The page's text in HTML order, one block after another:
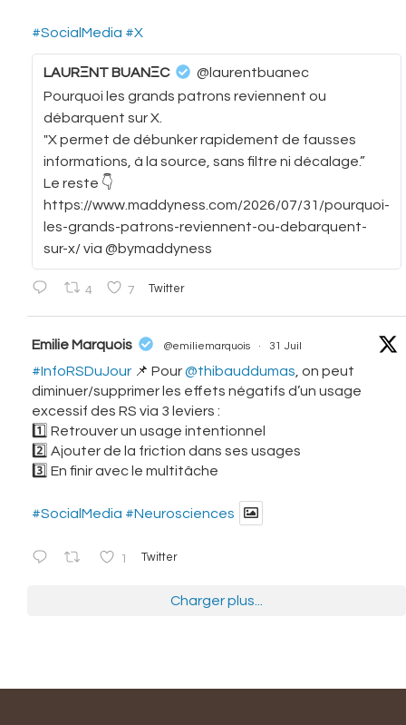
#SocialMedia #X
LAURΞNT BUANΞC
@laurentbuanec
Pourquoi les grands patrons reviennent ou
débarquent sur X.
"X permet de débunker rapidement de fausses
informations, à la source, sans filtre ni décalage.”
Le reste 👇
https://www.maddyness.com/2026/07/31/pourquoi-
les-grands-patrons-reviennent-ou-debarquent-
sur-x/ via @bymaddyness
4 7 Twitter
Emilie Marquois @emiliemarquois · 31 Juil
#InfoRSDuJour 📌 Pour@thibauddumas , on peut
diminuer/supprimer les effets négatifs d’un usage
excessif des RS via 3 leviers :
1️⃣ Retrouver un usage intentionnel
2️⃣ Ajouter de la friction dans ses usages
3️⃣ En finir avec le multitâche
#SocialMedia #Neurosciences
1 Twitter
Charger plus...